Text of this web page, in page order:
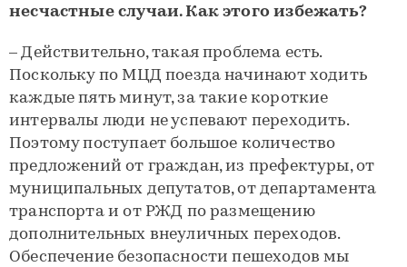
несчастные случаи. Как этого избежать?
– Действительно, такая проблема есть.
Поскольку по МЦД поезда начинают ходить
каждые пять минут, за такие короткие
интервалы люди не успевают переходить.
Поэтому поступает большое количество
предложений от граждан, из префектуры, от
муниципальных депутатов, от департамента
транспорта и от РЖД по размещению
дополнительных внеуличных переходов.
Обеспечение безопасности пешеходов мы